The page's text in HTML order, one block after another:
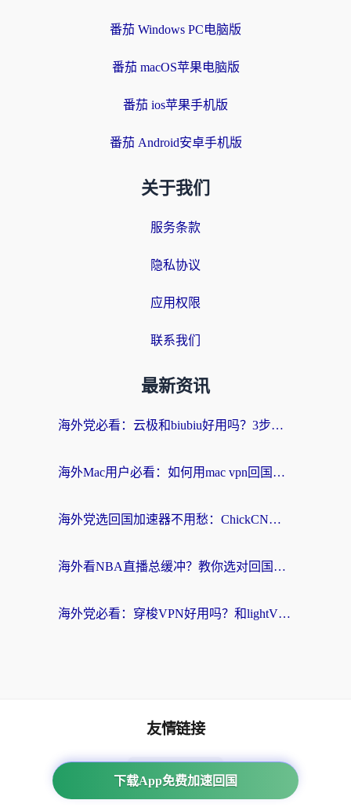
番茄 Windows PC电脑版
番茄 macOS苹果电脑版
番茄 ios苹果手机版
番茄 Android安卓手机版
关于我们
服务条款
隐私协议
应用权限
联系我们
最新资讯
海外党必看：云极和biubiu好用吗？3步选对回国加速器，无缝刷国内剧玩手游
海外Mac用户必看：如何用mac vpn回国实现无缝刷国内剧玩国服？
海外党选回国加速器不用愁：ChickCN和SpeedCN好用吗？实测对比+避坑指南
海外看NBA直播总缓冲？教你选对回国加速器，无缝看球还能刷国内剧
海外党必看：穿梭VPN好用吗？和lightVPN对比哪个回国效果更好？附真实体验与选择指南
下载App免费加速回国
友情链接
海外回国加速器